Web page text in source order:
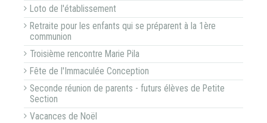
Loto de l'établissement
Retraite pour les enfants qui se préparent à la 1ère
communion
Troisième rencontre Marie Pila
Fête de l'Immaculée Conception
Seconde réunion de parents - futurs élèves de Petite
Section
Vacances de Noël